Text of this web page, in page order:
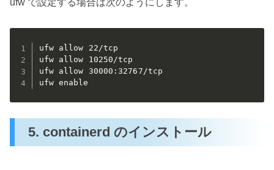
ufw allow 22/tcp
ufw allow 10250/tcp
ufw allow 30000:32767/tcp
ufw enable
5. containerd のインストール